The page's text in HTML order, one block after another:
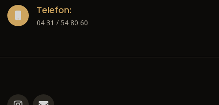
Telefon:
04 31 / 54 80 60